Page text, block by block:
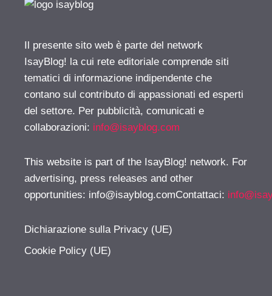
Il presente sito web è parte del network
IsayBlog! la cui rete editoriale comprende siti
tematici di informazione indipendente che
contano sul contributo di appassionati ed esperti
del settore. Per pubblicità, comunicati e
collaborazioni: info@isayblog.com
This website is part of the IsayBlog! network. For
advertising, press releases and other
opportunities: info@isayblog.comContattaci:
Dichiarazione sulla Privacy (UE)
Cookie Policy (UE)